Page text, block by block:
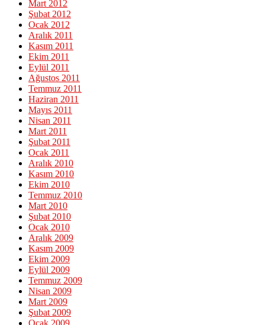
Mart 2012
Şubat 2012
Ocak 2012
Aralık 2011
Kasım 2011
Ekim 2011
Eylül 2011
Ağustos 2011
Temmuz 2011
Haziran 2011
Mayıs 2011
Nisan 2011
Mart 2011
Şubat 2011
Ocak 2011
Aralık 2010
Kasım 2010
Ekim 2010
Temmuz 2010
Mart 2010
Şubat 2010
Ocak 2010
Aralık 2009
Kasım 2009
Ekim 2009
Eylül 2009
Temmuz 2009
Nisan 2009
Mart 2009
Şubat 2009